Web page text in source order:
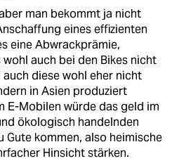
man bekommt ja nicht
eines effizienten
eine Abwrackprämie,
auch bei den Bikes nicht
auch diese wohl eher nicht
in Asien produziert
E-Mobilen würde das geld im
ökologisch handelnden
Gute kommen, also heimische
Hinsicht stärken.